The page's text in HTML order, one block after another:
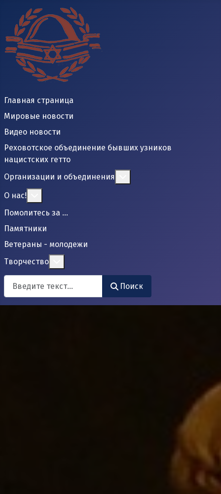
Главная страница
Мировые новости
Видео новости
Реховотское объединение бывших узников
нацистских гетто
Организации и объединения
О нас!
Помолитесь за ...
Памятники
Ветераны - молодежи
Творчество
Поиск
Поиск